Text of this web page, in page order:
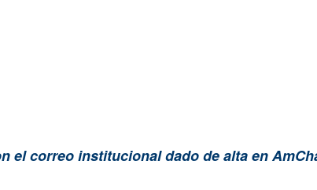
el correo institucional dado de alta en